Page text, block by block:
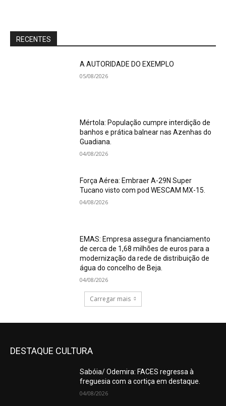
RECENTES
A AUTORIDADE DO EXEMPLO
05/08/2026
Mértola: População cumpre interdição de
banhos e prática balnear nas Azenhas do
Guadiana.
04/08/2026
Força Aérea: Embraer A-29N Super
Tucano visto com pod WESCAM MX-15.
04/08/2026
EMAS: Empresa assegura financiamento
de cerca de 1,68 milhões de euros para a
modernização da rede de distribuição de
água do concelho de Beja.
04/08/2026
Carregar mais
DESTAQUE CULTURA
Sabóia/ Odemira: FACES regressa à
freguesia com a cortiça em destaque.
04/08/2026